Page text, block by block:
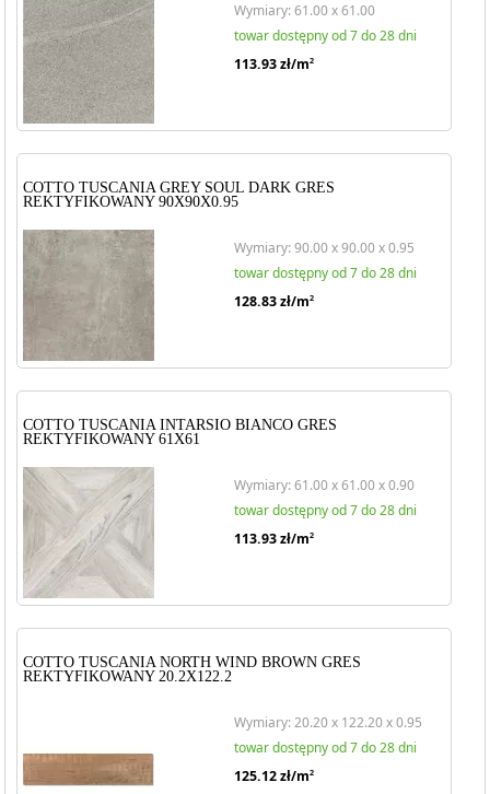
Wymiary: 61.00 x 61.00
towar dostępny od 7 do 28 dni
113.93zł/m2
COTTO TUSCANIA GREY SOUL DARK GRES
REKTYFIKOWANY 90X90X0.95
Wymiary: 90.00 x 90.00 x 0.95
towar dostępny od 7 do 28 dni
128.83zł/m2
COTTO TUSCANIA INTARSIO BIANCO GRES
REKTYFIKOWANY 61X61
Wymiary: 61.00 x 61.00 x 0.90
towar dostępny od 7 do 28 dni
113.93zł/m2
COTTO TUSCANIA NORTH WIND BROWN GRES
REKTYFIKOWANY 20.2X122.2
Wymiary: 20.20 x 122.20 x 0.95
towar dostępny od 7 do 28 dni
125.12zł/m2